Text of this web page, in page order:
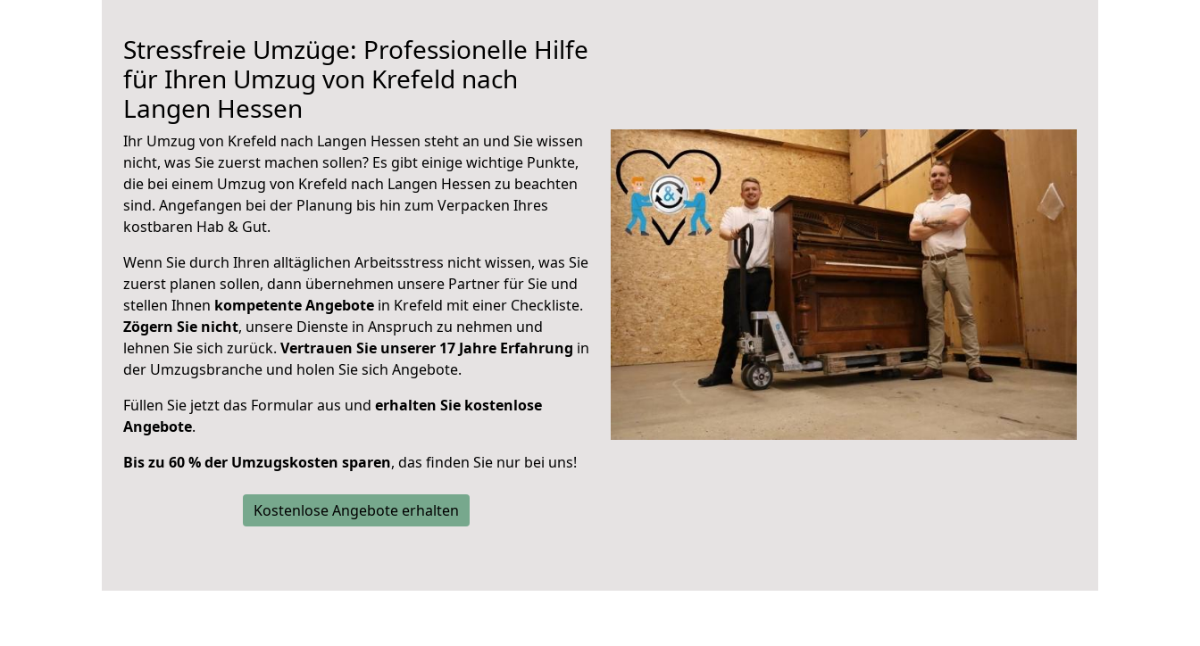
Stressfreie Umzüge: Professionelle Hilfe
für Ihren Umzug von Krefeld nach
Langen Hessen
Ihr Umzug von Krefeld nach Langen Hessen steht an und Sie wissen
nicht, was Sie zuerst machen sollen? Es gibt einige wichtige Punkte,
die bei einem Umzug von Krefeld nach Langen Hessen zu beachten
sind. Angefangen bei der Planung bis hin zum Verpacken Ihres
kostbaren Hab & Gut.
Wenn Sie durch Ihren alltäglichen Arbeitsstress nicht wissen, was Sie
zuerst planen sollen, dann übernehmen unsere Partner für Sie und
stellen Ihnen kompetente Angebote in Krefeld mit einer Checkliste.
Zögern Sie nicht, unsere Dienste in Anspruch zu nehmen und
lehnen Sie sich zurück. Vertrauen Sie unserer 17 Jahre Erfahrung in
der Umzugsbranche und holen Sie sich Angebote.
Füllen Sie jetzt das Formular aus und erhalten Sie kostenlose
Angebote.
Bis zu 60 % der Umzugskosten sparen, das finden Sie nur bei uns!
Kostenlose Angebote erhalten